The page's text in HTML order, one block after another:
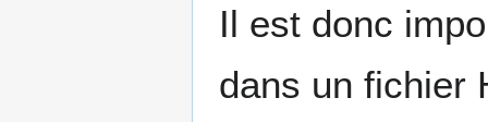
Il est donc
dans un fichier